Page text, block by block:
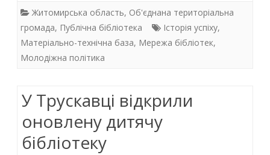
e
b
o
o
k
itt
er
at
s
A
p
k
e
dI
Житомирська область, Об'єднана територіальна
громада, Публічна бібліотека Історія успіху,
Матеріально-технічна база, Мережа бібліотек,
Молодіжна політика
У Трускавці відкрили
оновлену дитячу
бібліотеку